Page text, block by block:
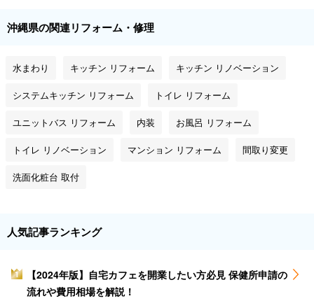
沖縄県の関連リフォーム・修理
水まわり キッチン リフォーム キッチン リノベーション
システムキッチン リフォーム トイレ リフォーム
ユニットバス リフォーム 内装 お風呂 リフォーム
トイレ リノベーション マンション リフォーム 間取り変更
洗面化粧台 取付
人気記事ランキング
1
【2024年版】自宅カフェを開業したい方必見 保健所申請の
流れや費用相場を解説！